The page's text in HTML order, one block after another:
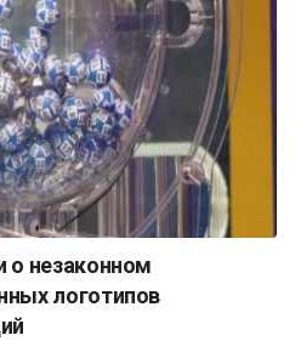
о незаконном
логотипов